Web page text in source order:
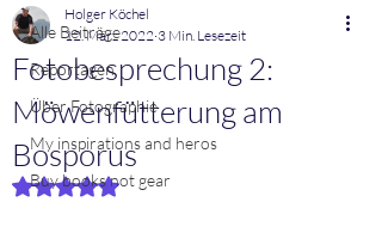
Alle Beiträge
Reportagen
Über Fotographie
My inspirations and heros
Buy books not gear
Fotobesprechung 2:
Möwenfütterung am
Bosporus
Holger Köchel
12. März 2022 3 Min. Lesezeit
Mit NaN von 5 Sternen bewertet.